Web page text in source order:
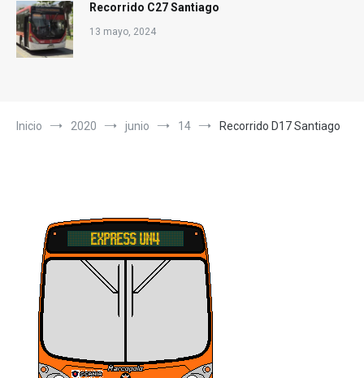
Recorrido C27 Santiago
13 mayo, 2024
Inicio 2020 junio 14 Recorrido D17 Santiago